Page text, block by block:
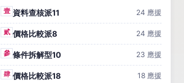
壹 資料查核派11 24 應援
貳 價格比較派8 24 應援
參 條件拆解型10 23 應援
肆 價格比較派18 18 應援